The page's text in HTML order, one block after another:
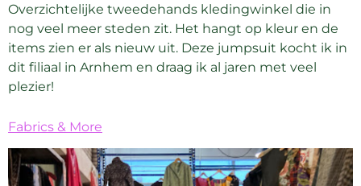
Overzichtelijke tweedehands kledingwinkel die in
nog veel meer steden zit. Het hangt op kleur en de
items zien er als nieuw uit. Deze jumpsuit kocht ik in
dit filiaal in Arnhem en draag ik al jaren met veel
plezier!
Fabrics & More